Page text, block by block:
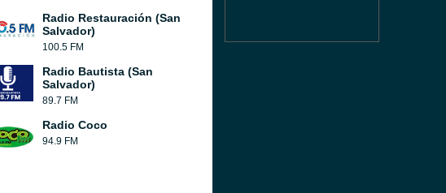
Radio Restauración (San
Salvador)
100.5 FM
Radio Bautista (San
Salvador)
89.7 FM
Radio Coco
94.9 FM